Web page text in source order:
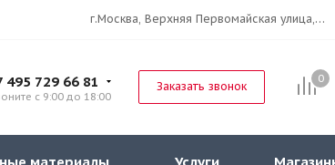
г.Москва, Верхняя Первомайская улица, 47к11 офис 214
0
495 729 66 81
с 9:00 до 18:00
Заказать звонок